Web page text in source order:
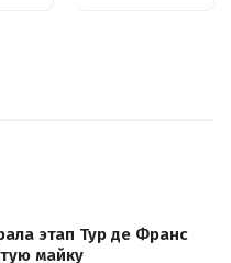
этап Тур де Франс
майку